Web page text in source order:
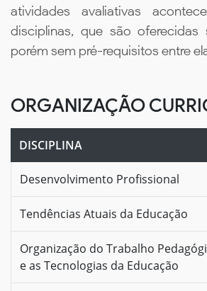
atividades avaliativas
disciplinas, que são oferecidas
porém sem pré-requisitos entre
ORGANIZAÇÃO
DISCIPLINA
Desenvolvimento Profissional
Tendências Atuais da Educação
Organização do Trabalho
e as Tecnologias da Educação